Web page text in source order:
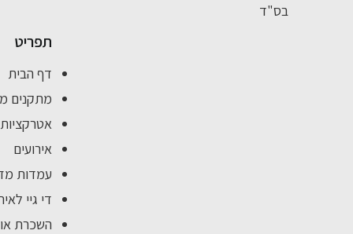
בס"ד
תפריט
דף הבית
מתקנים
אירועים
עמדות
די גיי
השכרת